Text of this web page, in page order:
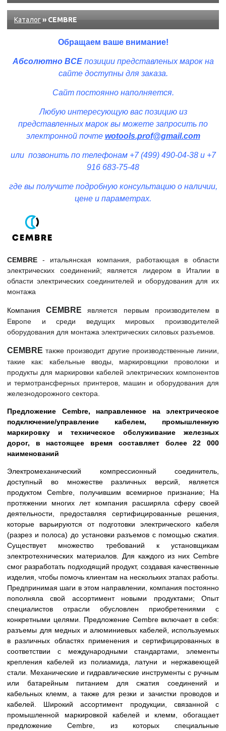
Каталог» CEMBRE
Обращаем ваше внимание!
Абсолютно ВСЕпозиции представленыхмарок на
сайте доступны для заказа.
Сайт постоянно наполняется.
Любую интересующую вас позицию из
представленных марок вы можете запросить по
электронной почте wotools.prof@gmail.com
или позвонить по телефонам +7 (499) 490-04-38 и +7
916 683-75-48
где вы получите подробную консультацию о наличии,
цене и параметрах.
CEMBRE - итальянская компания, работающая в области
электрических соединений; является лидером в Италии в
области электрических соединителей и оборудования для их
монтажа
Компания CEMBRE
является первым производителем в
Европе и среди ведущих мировых производителей
оборудования для монтажа электрических силовых разъемов.
CEMBRE также производит другие производственные линии,
такие как: кабельные вводы, маркировщики проволоки и
продукты для маркировки кабелей электрических компонентов
и термотрансферных принтеров, машин и оборудования для
железнодорожного сектора.
Предложение Cembre, направленное на электрическое
подключение/управление кабелем, промышленную
маркировку и техническое обслуживание железных
дорог, в настоящее время составляет более 22 000
наименований
Электромеханический компрессионный соединитель,
доступный во множестве различных версий, является
продуктом Cembre, получившим всемирное признание; На
протяжении многих лет компания расширяла сферу своей
деятельности, предоставляя сертифицированные решения,
которые варьируются от подготовки электрического кабеля
(разрез и полоса) до установки разъемов с помощью сжатия.
Существует множество требований к установщикам
электротехнических материалов. Для каждого из них Cembre
смог разработать подходящий продукт, создавая качественные
изделия, чтобы помочь клиентам на нескольких этапах работы.
Предпринимая шаги в этом направлении, компания постоянно
пополняла свой ассортимент новыми продуктами; Опыт
специалистов отрасли обусловлен приобретениями с
конкретными целями. Предложение Cembre включает в себя:
разъемы для медных и алюминиевых кабелей, используемых
в различных областях применения и сертифицированных в
соответствии с международными стандартами, элементы
крепления кабелей из полиамида, латуни и нержавеющей
стали. Механические и гидравлические инструменты с ручным
или батарейным питанием для сжатия соединений и
кабельных клемм, а также для резки и зачистки проводов и
кабелей. Широкий ассортимент продукции, связанной с
промышленной маркировкой кабелей и клемм, обогащает
предложение Cembre, из которых специальные